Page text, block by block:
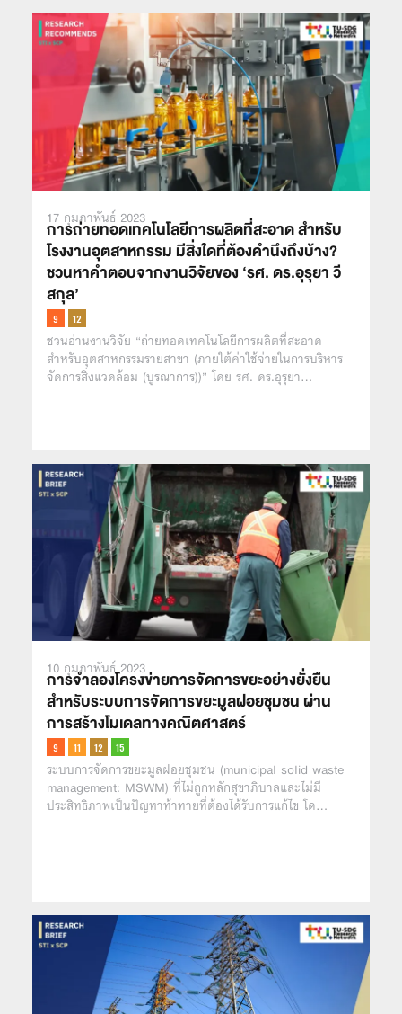
17 กุมภาพันธ์ 2023
การถ่ายทอดเทคโนโลยีการผลิตที่สะอาด สำหรับ
โรงงานอุตสาหกรรม มีสิ่งใดที่ต้องคำนึงถึงบ้าง?
ชวนหาคำตอบจากงานวิจัยของ ‘รศ. ดร.อุรุยา วี
สกุล’
ชวนอ่านงานวิจัย “ถ่ายทอดเทคโนโลยีการผลิตที่สะอาด
สำหรับอุตสาหกรรมรายสาขา (ภายใต้ค่าใช้จ่ายในการบริหาร
จัดการสิ่งแวดล้อม (บูรณาการ))” โดย รศ. ดร.อุรุยา…
10 กุมภาพันธ์ 2023
การจำลองโครงข่ายการจัดการขยะอย่างยั่งยืน
สำหรับระบบการจัดการขยะมูลฝอยชุมชน ผ่าน
การสร้างโมเดลทางคณิตศาสตร์
ระบบการจัดการขยะมูลฝอยชุมชน (municipal solid waste
management: MSWM) ที่ไม่ถูกหลักสุขาภิบาลและไม่มี
ประสิทธิภาพเป็นปัญหาท้าทายที่ต้องได้รับการแก้ไข โด…